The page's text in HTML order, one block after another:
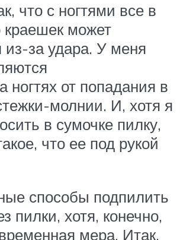
что с ногтями все в
краешек может
из-за удара. У меня
ногтях от попадания в
молнии. И, хотя я
в сумочке пилку,
что ее под рукой
способы подпилить
пилки, хотя, конечно,
мера. Итак,